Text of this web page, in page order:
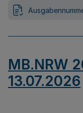
MB.NRW
13.07.2026